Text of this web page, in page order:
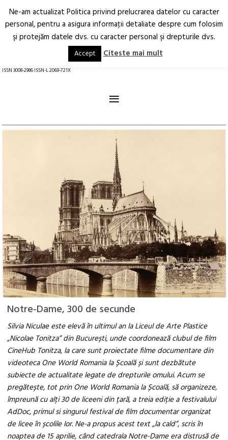
Arhitectură.
Oraș.
RO EN
ISSN 3008-2986 ISSN-L 2069-721X
≡
Notre-Dame, 300 de secunde
Silvia Niculae este elevă în ultimul an la Liceul de Arte Plastice
„Nicolae Tonitza” din București, unde coordonează clubul de film
CineHub Tonitza, la care sunt proiectate filme documentare din
videoteca One World Romania la Școală și sunt dezbătute
subiecte de actualitate legate de drepturile omului. Acum se
pregătește, tot prin One World Romania la Școală, să organizeze,
împreună cu alți 30 de liceeni din țară, a treia ediție a festivalului
AdDoc, primul si singurul festival de film documentar organizat
de licee în școlile lor. Ne-a propus acest text „la cald”, scris în
noaptea de 15 aprilie, când catedrala Notre-Dame era distrusă de
Ne-am actualizat Politica privind prelucrarea datelor cu caracter
personal, pentru a asigura informaţii detaliate despre cum folosim
şi protejăm datele dvs. cu caracter personal şi drepturile dvs.
Accept Citeste mai mult